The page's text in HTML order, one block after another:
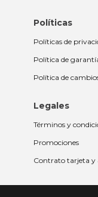
Políticas
Políticas de
Política de
Política de
Legales
Términos y
Promociones
Contrato tarjeta y